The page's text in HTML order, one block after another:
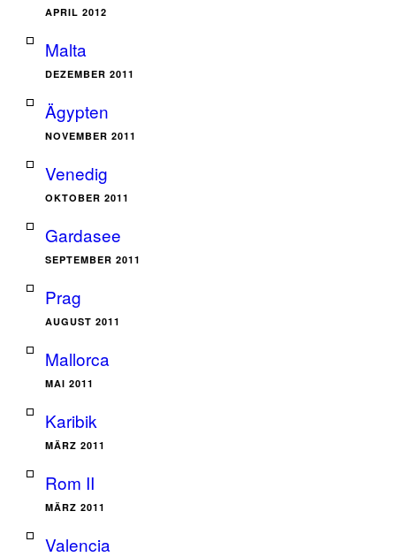
APRIL 2012
Malta
DEZEMBER 2011
Ägypten
NOVEMBER 2011
Venedig
OKTOBER 2011
Gardasee
SEPTEMBER 2011
Prag
AUGUST 2011
Mallorca
MAI 2011
Karibik
MÄRZ 2011
Rom II
MÄRZ 2011
Valencia